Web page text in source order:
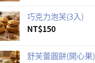
巧克力泡芙(3入)
NT$150
舒芙蕾圓餅(開心果)